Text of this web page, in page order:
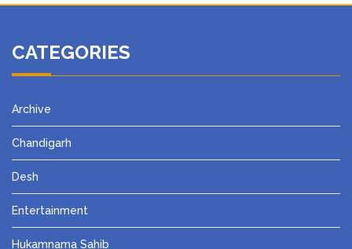
CATEGORIES
Archive
Chandigarh
Desh
Entertainment
Hukamnama Sahib